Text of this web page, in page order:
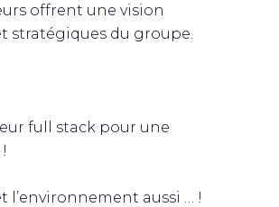
offrent une vision
stratégiques du groupe.
full stack pour une
l’environnement aussi … !